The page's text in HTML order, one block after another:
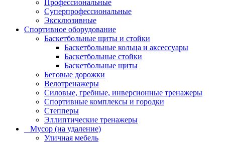
Профессиональные
Суперпрофессиональные
Эксклюзивные
Спортивное оборудование
Баскетбольные щиты и стойки
Баскетбольные кольца и аксессуары
Баскетбольные стойки
Баскетбольные щиты
Беговые дорожки
Велотренажеры
Силовые, гребные, инверсионные тренажеры
Спортивные комплексы и городки
Степперы
Эллиптические тренажеры
_ Мусор (на удаление)
Уличная мебель